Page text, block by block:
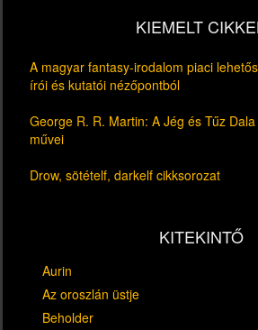
KIEMELT
A magyar fantasy-irodalom piaci
írói és kutatói nézőpontból
George R. R. Martin: A Jég és Tűz
művei
Drow, sötételf, darkelf cikksorozat
KITEKINTŐ
Aurin
Az oroszlán üstje
Beholder